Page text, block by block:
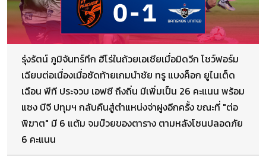
รุ่งรัตน์ ภูมิจันทร์ทึก ฮีโร่ในถ้วยเอเชียเมื่อมิดวีก โชว์ฟอร์ม
เฉียบต่อเนื่องเมื่อซัดท้ายเกมนำชัย ทรู แบงค็อก ยูไนเต็ด
เฉือน พีที ประจวบ เอฟซี ถึงถิ่น มีเพิ่มเป็น 26 คะแนน พร้อม
แซง บีจี ปทุมฯ กลับคืนสู่ตำแหน่งจ่าฝูงอีกครั้ง ขณะที่ "ต่อ
พิฆาต" มี 6 แต้ม จมบ๊วยของตาราง ตามหลังโซนปลอดภัย
6 คะแนน